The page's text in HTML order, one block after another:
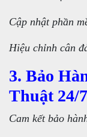
Cập nhật phần
Hiệu chỉnh cân
3. Bảo
Thuật 24/7
Cam kết bảo